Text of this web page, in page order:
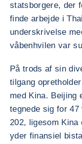
statsborgere, der
finde arbejde i
underskrivelse
våbenhvilen var
På trods af sin
tilgang
med Kina. Beijing
tegnede sig for
202, ligesom
yder finansiel